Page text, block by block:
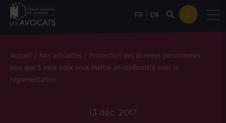
FR EN
Accueil Nos actualités
Protection des données personnelles :
plus que 5 mois pour vous mettre en conformité avec la
réglementation
13 déc. 2017